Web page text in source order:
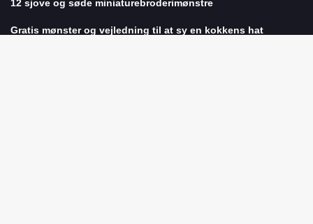
12 sjove og søde miniaturebroderimønstre
Gratis mønster og vejledning til at sy en kokkens hat